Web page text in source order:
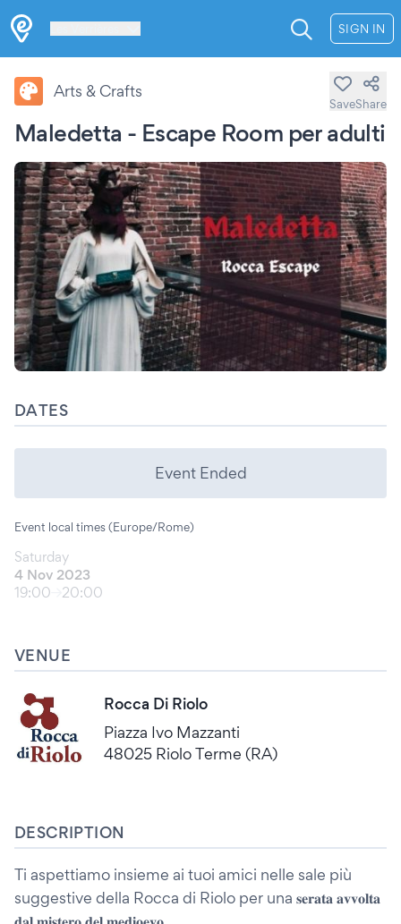
SIGN IN
Maledetta - Escape Room per adulti
Arts & Crafts
SaveShare
DATES
Event Ended
Event local times (Europe/Rome)
Saturday
4 Nov 2023
19:00
20:00
VENUE
Rocca Di Riolo
Piazza Ivo Mazzanti
48025 Riolo Terme (RA)
DESCRIPTION
Ti aspettiamo insieme ai tuoi amici nelle sale più
suggestive della Rocca di Riolo per una 𝐬𝐞𝐫𝐚𝐭𝐚 𝐚𝐯𝐯𝐨𝐥𝐭𝐚